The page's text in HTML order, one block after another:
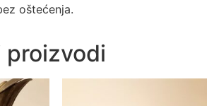
oštećenja.
proizvodi